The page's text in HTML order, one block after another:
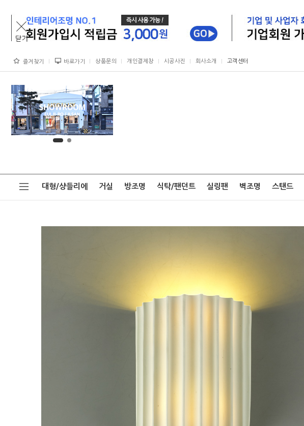
즐겨찾기 바로가기 상품문의 개인결제창 시공사진 회사소개 고객센터
대형/샹들리에 거실 방조명 식탁/팬던트 실링팬 벽조명 스탠드